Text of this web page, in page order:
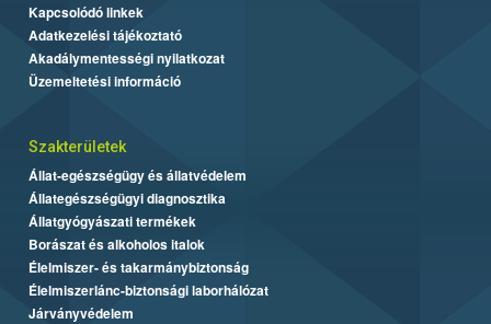
Kapcsolódó linkek
Adatkezelési tájékoztató
Akadálymentességi nyilatkozat
Üzemeltetési információ
Szakterületek
Állat-egészségügy és állatvédelem
Állategészségügyi diagnosztika
Állatgyógyászati termékek
Borászat és alkoholos italok
Élelmiszer- és takarmánybiztonság
Élelmiszerlánc-biztonsági laborhálózat
Járványvédelem